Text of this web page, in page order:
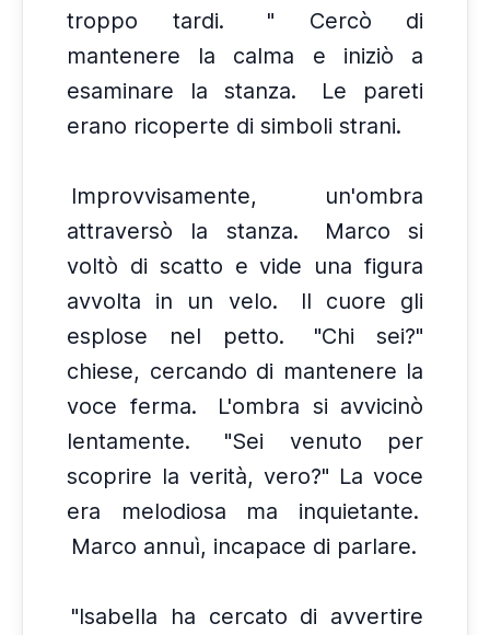
troppo tardi.
" Cercò di
mantenere la calma e iniziò a
esaminare la stanza.
Le pareti
erano ricoperte di simboli strani.
Improvvisamente, un'ombra
attraversò la stanza.
Marco si
voltò di scatto e vide una figura
avvolta in un velo.
Il cuore gli
esplose nel petto.
"Chi sei?"
chiese, cercando di mantenere la
voce ferma.
L'ombra si avvicinò
lentamente.
"Sei venuto per
scoprire la verità, vero?" La voce
era melodiosa ma inquietante.
Marco annuì, incapace di parlare.
"Isabella ha cercato di avvertire